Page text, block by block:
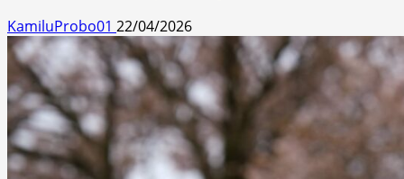
KamiluProbo01 22/04/2026